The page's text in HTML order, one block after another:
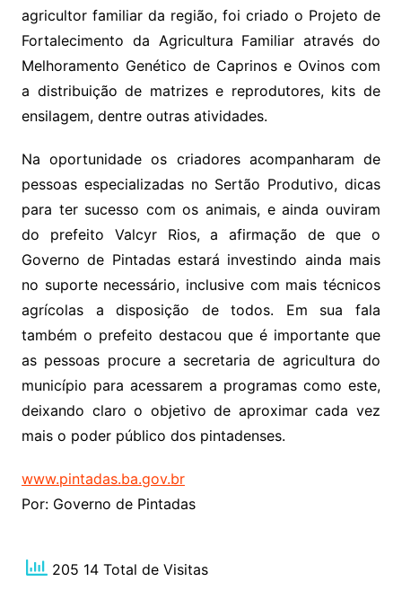
agricultor familiar da região, foi criado o Projeto de
Fortalecimento da Agricultura Familiar através do
Melhoramento Genético de Caprinos e Ovinos com
a distribuição de matrizes e reprodutores, kits de
ensilagem, dentre outras atividades.
Na oportunidade os criadores acompanharam de
pessoas especializadas no Sertão Produtivo, dicas
para ter sucesso com os animais, e ainda ouviram
do prefeito Valcyr Rios, a afirmação de que o
Governo de Pintadas estará investindo ainda mais
no suporte necessário, inclusive com mais técnicos
agrícolas a disposição de todos. Em sua fala
também o prefeito destacou que é importante que
as pessoas procure a secretaria de agricultura do
município para acessarem a programas como este,
deixando claro o objetivo de aproximar cada vez
mais o poder público dos pintadenses.
www.pintadas.ba.gov.br
Por: Governo de Pintadas
205 14 Total de Visitas